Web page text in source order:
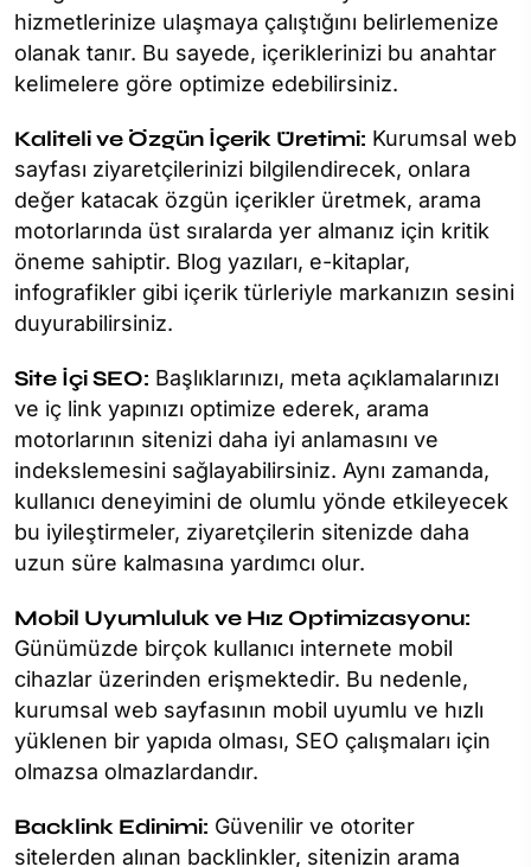
hizmetlerinize ulaşmaya çalıştığını belirlemenize
olanak tanır. Bu sayede, içeriklerinizi bu anahtar
kelimelere göre optimize edebilirsiniz.
Kaliteli ve Özgün İçerik Üretimi: Kurumsal web
sayfası ziyaretçilerinizi bilgilendirecek, onlara
değer katacak özgün içerikler üretmek, arama
motorlarında üst sıralarda yer almanız için kritik
öneme sahiptir. Blog yazıları, e-kitaplar,
infografikler gibi içerik türleriyle markanızın sesini
duyurabilirsiniz.
Site İçi SEO: Başlıklarınızı, meta açıklamalarınızı
ve iç link yapınızı optimize ederek, arama
motorlarının sitenizi daha iyi anlamasını ve
indekslemesini sağlayabilirsiniz. Aynı zamanda,
kullanıcı deneyimini de olumlu yönde etkileyecek
bu iyileştirmeler, ziyaretçilerin sitenizde daha
uzun süre kalmasına yardımcı olur.
Mobil Uyumluluk ve Hız Optimizasyonu:
Günümüzde birçok kullanıcı internete mobil
cihazlar üzerinden erişmektedir. Bu nedenle,
kurumsal web sayfasının mobil uyumlu ve hızlı
yüklenen bir yapıda olması, SEO çalışmaları için
olmazsa olmazlardandır.
Backlink Edinimi: Güvenilir ve otoriter
sitelerden alınan backlinkler, sitenizin arama